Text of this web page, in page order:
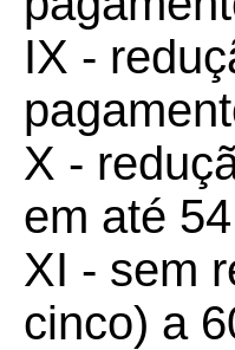
IX -
X -
em até
XI - sem
cinco) a